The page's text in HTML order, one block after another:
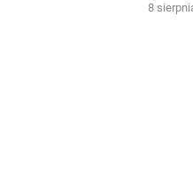
8